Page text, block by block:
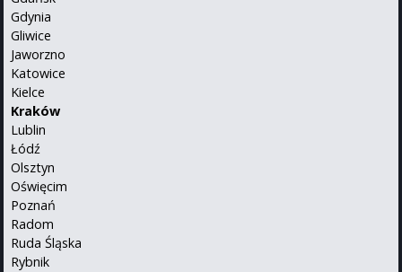
Gdynia
Gliwice
Jaworzno
Katowice
Kielce
Kraków
Lublin
Łódź
Olsztyn
Oświęcim
Poznań
Radom
Ruda Śląska
Rybnik